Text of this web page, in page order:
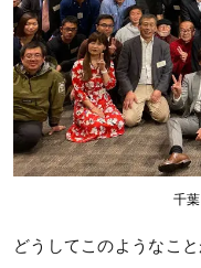
千
どうしてこのようなこ